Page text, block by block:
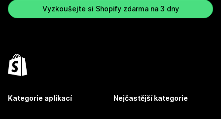
Vyzkoušejte si Shopify zdarma na 3 dny
Kategorie aplikací Nejčastější kategorie